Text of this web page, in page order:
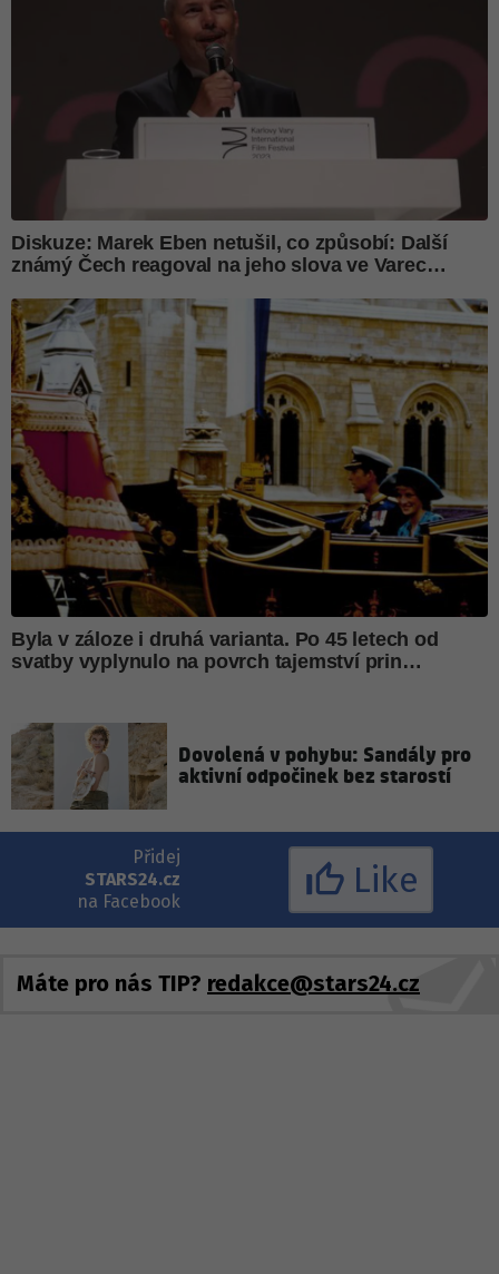
Dovolená v pohybu: Sandály pro
aktivní odpočinek bez starostí
Přidej
STARS24.cz
na Facebook
Like
Máte pro nás TIP? redakce@stars24.cz